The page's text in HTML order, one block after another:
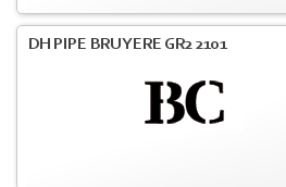
DH PIPE BRUYERE GR2 2101